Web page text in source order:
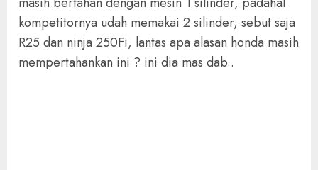
kompetitornya udah memakai 2 silinder, sebut saja
R25 dan ninja 250Fi, lantas apa alasan honda masih
mempertahankan ini ? ini dia mas dab..